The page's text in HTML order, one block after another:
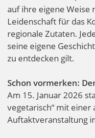
auf ihre eigene Weise
Leidenschaft für das
regionale Zutaten.
seine eigene
zu entdecken gilt.
Schon vormerken:
Am 15. Januar 2026
vegetarisch“ mit einer
Auftaktveranstaltung